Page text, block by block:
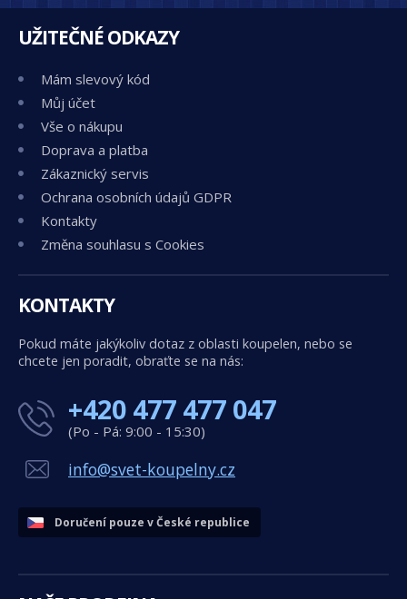
UŽITEČNÉ ODKAZY
Mám slevový kód
Můj účet
Vše o nákupu
Doprava a platba
Zákaznický servis
Ochrana osobních údajů GDPR
Kontakty
Změna souhlasu s Cookies
KONTAKTY
Pokud máte jakýkoliv dotaz z oblasti koupelen, nebo se
chcete jen poradit, obraťte se na nás:
+420 477 477 047
(Po - Pá: 9:00 - 15:30)
info@svet-koupelny.cz
Doručení pouze v České republice